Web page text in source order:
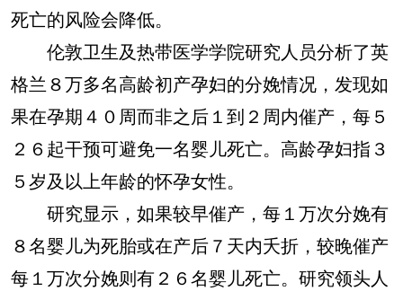
死亡的风险会降低。
伦敦卫生及热带医学学院研究人员分析了英
格兰８万多名高龄初产孕妇的分娩情况，发现如
果在孕期４０周而非之后１到２周内催产，每５
２６起干预可避免一名婴儿死亡。高龄孕妇指３
５岁及以上年龄的怀孕女性。
研究显示，如果较早催产，每１万次分娩有
８名婴儿为死胎或在产后７天内夭折，较晚催产
每１万次分娩则有２６名婴儿死亡。研究领头人